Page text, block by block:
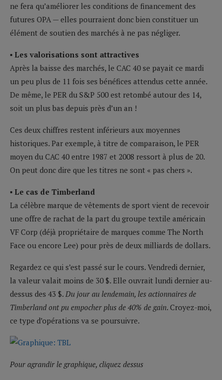
ne fera qu’améliorer les conditions de financement des
futures OPA — elles pourraient donc bien constituer un
élément de soutien des marchés à ne pas négliger.
▪ Les valorisations sont attractives
Après la baisse des marchés, le CAC 40 se payait ce mardi
un peu plus de 11 fois ses bénéfices attendus cette année.
De même, le PER du S&P 500 est retombé autour des 14,
soit un plus bas depuis près d’un an !
Ces deux chiffres restent inférieurs aux moyennes
historiques. Par exemple, à titre de comparaison, le PER
moyen du CAC 40 entre 1987 et 2008 ressort à plus de 20.
On peut donc dire que les titres ne sont « pas chers ».
▪ Le cas de Timberland
La célèbre marque de vêtements de sport vient de recevoir
une offre de rachat de la part du groupe textile américain
VF Corp (déjà propriétaire de marques comme The North
Face ou encore Lee) pour près de deux milliards de dollars.
Regardez ce qui s’est passé sur le cours. Vendredi dernier,
la valeur valait moins de 30 $. Elle ouvrait lundi dernier au-
dessus des 43 $. Du jour au lendemain, les actionnaires de
Timberland ont pu empocher plus de 40% de gain. Croyez-moi,
ce type d’opérations va se poursuivre.
Pour agrandir le graphique, cliquez dessus